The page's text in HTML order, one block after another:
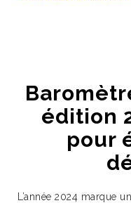
édition
pour
L’année 2024 marque